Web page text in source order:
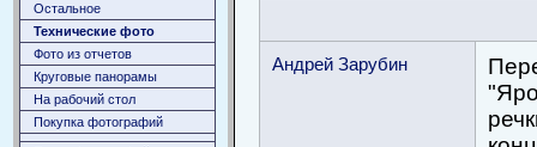
Остальное
Технические фото
Фото из отчетов
Круговые панорамы
На рабочий стол
Покупка фотографий
Андрей Зарубин